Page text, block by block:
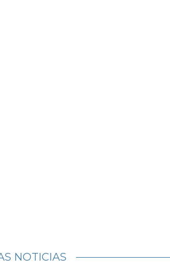
NOTICIAS